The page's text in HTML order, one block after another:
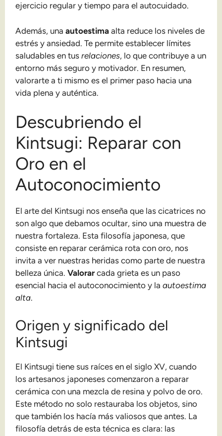
ejercicio regular y tiempo para el autocuidado.
Además, unaautoestima alta reduce los niveles de
estrés y ansiedad. Te permite establecer límites
saludables en tusrelaciones, lo que contribuye a un
entorno más seguro y motivador. En resumen,
valorarte a ti mismo es el primer paso hacia una
vida plena y auténtica.
Descubriendo el
Kintsugi: Reparar con
Oro en el
Autoconocimiento
El arte del Kintsugi nos enseña que las cicatrices no
son algo que debamos ocultar, sino una muestra de
nuestra fortaleza. Esta filosofía japonesa, que
consiste en reparar cerámica rota con oro, nos
invita a ver nuestras heridas como parte de nuestra
belleza única.Valorarcada grieta es un paso
esencial hacia el autoconocimiento y laautoestima
alta.
Origen y significado del
Kintsugi
El Kintsugi tiene sus raíces en el siglo XV, cuando
los artesanos japoneses comenzaron a reparar
cerámica con una mezcla de resina y polvo de oro.
Este método no solo restauraba los objetos, sino
que también los hacía más valiosos que antes. La
filosofía detrás de esta técnica es clara: las